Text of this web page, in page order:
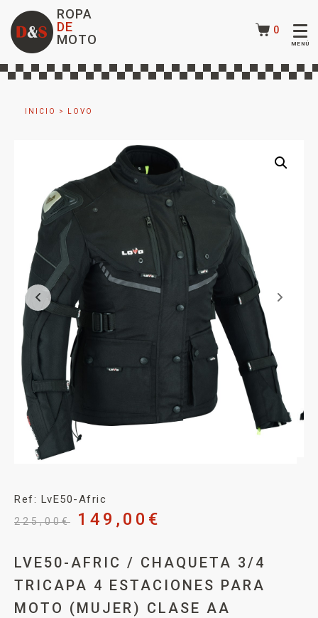
ROPA
DE
MOTO
0
INICIO > LOVO
Ref: LvE50-Afric
225,00€ 149,00 €
LVE50-AFRIC / CHAQUETA 3/4
TRICAPA 4 ESTACIONES PARA
MOTO (MUJER) CLASE AA